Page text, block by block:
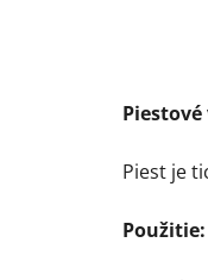
Piest je
Použitie: